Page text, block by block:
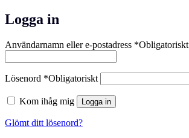
Logga in
Användarnamn eller e-postadress *Obligatoriskt
Lösenord *Obligatoriskt
Kom ihåg mig Logga in
Glömt ditt lösenord?